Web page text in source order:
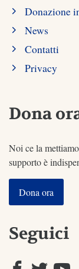
Donazione
News
Contatti
Privacy
Dona
Noi ce la
supporto è
Dona ora
Seguici